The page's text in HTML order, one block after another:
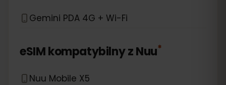
Gemini PDA 4G + Wi-Fi
eSIM kompatybilny zNuu*
Nuu Mobile X5